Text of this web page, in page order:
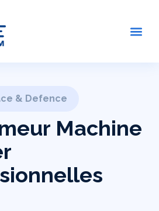
& Defence
Machine